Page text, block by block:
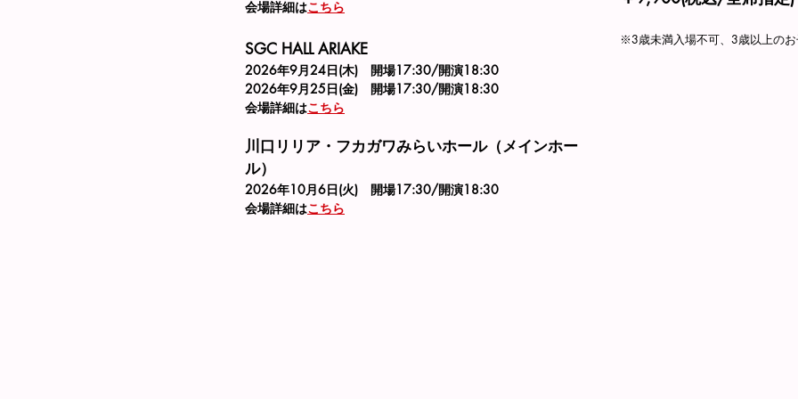
会場詳細はこちら
SGC HALL ARIAKE
2026年9月24日(木)　開場17:30/開演18:30
2026年9月25日(金)　開場17:30/開演18:30
会場詳細はこちら
川口リリア・フカガワみらいホール（メインホー
ル）
2026年10月6日(火)　開場17:30/開演18:30
会場詳細はこちら
※3歳未満入場不可、3歳以上の